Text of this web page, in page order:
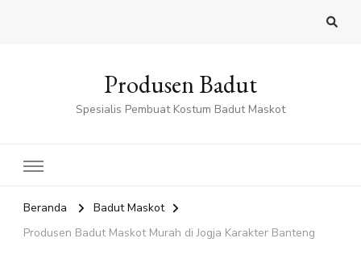
Produsen Badut
Spesialis Pembuat Kostum Badut Maskot
Beranda
Badut Maskot
Produsen Badut Maskot Murah di Jogja Karakter Banteng